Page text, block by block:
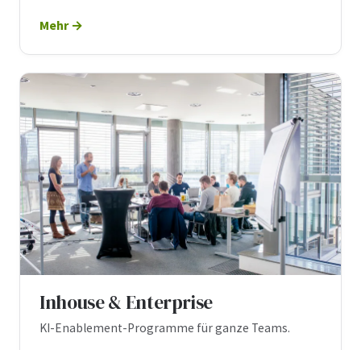
Mehr
Inhouse & Enterprise
KI-Enablement-Programme für ganze Teams.